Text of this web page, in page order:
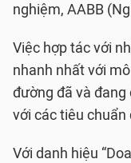
nghiệm, AABB
Việc hợp tác với
nhanh nhất với
đường đã và
với các tiêu
Với danh hiệu